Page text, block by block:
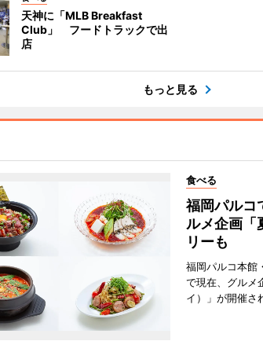
天神に「MLB Breakfast
Club」 フードトラックで出
店
もっと見る
食べる
福岡パルコ
ルメ企画
リーも
福岡パルコ本館
で現在、グルメ
イ）」が開催さ